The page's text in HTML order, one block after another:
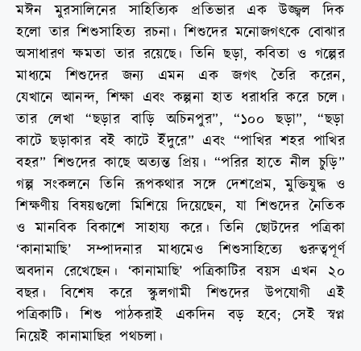
মঈন মুরসালিনের সাহিত্যিক প্রতিভার এক উজ্জ্বল দিক
হলো তার শিশুসাহিত্য রচনা। শিশুদের মনোজগৎকে বোঝার
অসাধারণ ক্ষমতা তার রয়েছে। তিনি ছড়া, কবিতা ও গল্পের
মাধ্যমে শিশুদের জন্য এমন এক জগৎ তৈরি করেন,
যেখানে আনন্দ, শিক্ষা এবং কল্পনা হাত ধরাধরি করে চলে।
তার লেখা “ছড়ার বাড়ি অচিনপুর”, “১০০ ছড়া”, “ছড়া
কাটে ছড়াকার বই কাটে ইঁদুরে” এবং “পাখির শহর পাখির
বহর” শিশুদের কাছে অত্যন্ত প্রিয়। “পরির হাতে নীল চুড়ি”
গল্প সংকলনে তিনি রূপকথার সঙ্গে দেশপ্রেম, মুক্তিযুদ্ধ ও
শিক্ষণীয় বিষয়গুলো মিশিয়ে দিয়েছেন, যা শিশুদের নৈতিক
ও মানবিক বিকাশে সাহায্য করে। তিনি ছোটদের পত্রিকা
‘কানামাছি’ সম্পাদনার মাধ্যমেও শিশুসাহিত্যে গুরুত্বপূর্ণ
অবদান রেখেছেন। ‘কানামাছি’ পত্রিকাটির বয়স এখন ২০
বছর। বিশেষ করে স্কুলগামী শিশুদের উপযোগী এই
পত্রিকাটি। শিশু পাঠকরাই একদিন বড় হবে; সেই স্বপ্ন
নিয়েই কানামাছির পথচলা।